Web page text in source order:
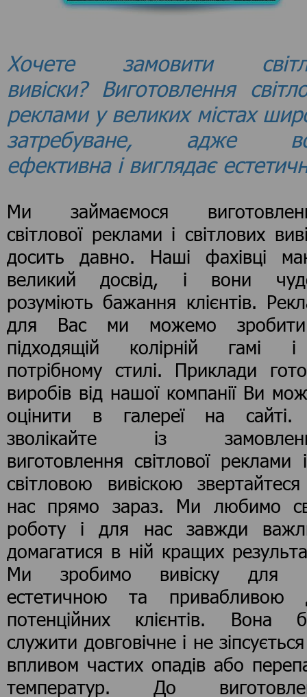
Хочете замовити
вивіски? Виготовлення
реклами у великих містах
затребуване, адже
ефективна і виглядає
Ми займаємося
світлової реклами і світлових
досить давно. Наші фахівці
великий досвід, і вони
розуміють бажання клієнтів.
для Вас ми можемо
підходящій колірній гамі
потрібному стилі. Приклади
виробів від нашої компанії Ви
оцінити в галереї на
зволікайте із
виготовлення світлової реклами
світловою вивіскою
нас прямо зараз. Ми любимо
роботу і для нас завжди
домагатися в ній кращих
Ми зробимо вивіску для
естетичною та привабливою
потенційних клієнтів. Вона
служити довговічне і не
впливом частих опадів або
температур. До